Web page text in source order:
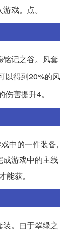
戏。点。
铭记之谷。风套
以得到20%的风
害提升4。
中的一件装备,
成游戏中的主线
能获。
。由于翠绿之